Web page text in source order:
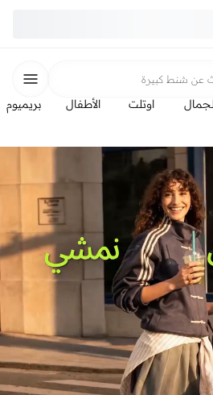
عن شنط كبيرة
اوتلت الأطفال بريميوم